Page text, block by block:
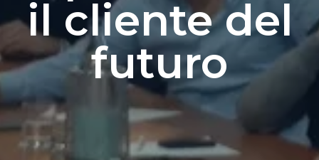
il cliente del
futuro